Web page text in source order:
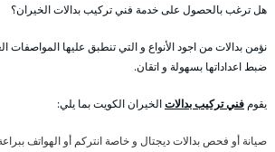
هل ترغب بالحصول على خدمة فني تركيب بدالات الخيران؟
نؤمن بدالات من اجود الأنواع و التي تنطبق عليها المواصفات
ضبط اعداداتها بسهولة و اتقان.
يقوم فني تركيب بدالاتالخيران الكويت بما يلي:
صيانة أو فحص بدالات ديجتال و خاصة انتركم أو الهواتف